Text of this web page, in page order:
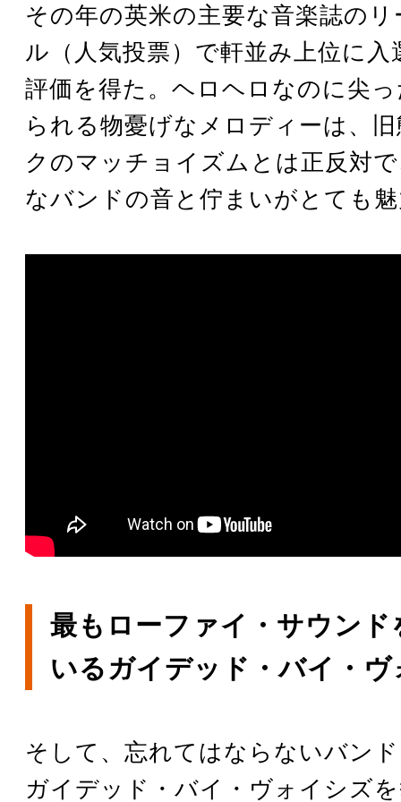
その年の英米の主要な音楽誌の
ル（人気投票）で軒並み上位に
評価を得た。ヘロヘロなのに尖
られる物憂げなメロディーは、
クのマッチョイズムとは正反対
なバンドの音と佇まいがとても
最もローファイ・サウンド
いるガイデッド・バイ・ヴ
そして、忘れてはならないバン
ガイデッド・バイ・ヴォイシズ